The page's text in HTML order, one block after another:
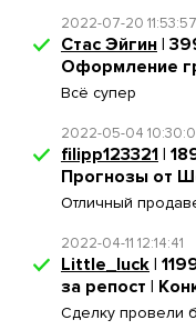
2022-07-20 11:53:57
Стас Эйгин |
Оформление
Всё супер
2022-05-04
filipp123321 |
Прогнозы от
Отличный
2022-04-11 12:14:41
Little_luck |
за репост |
Сделку провели